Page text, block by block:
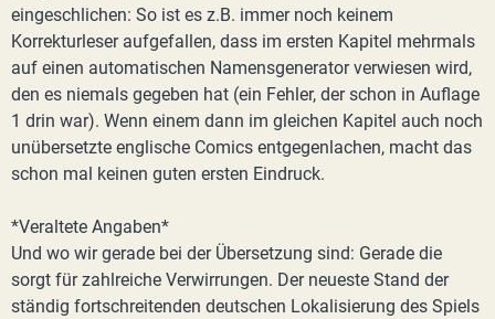
eingeschlichen: So ist es z.B. immer noch keinem
Korrekturleser aufgefallen, dass im ersten Kapitel mehrmals
auf einen automatischen Namensgenerator verwiesen wird,
den es niemals gegeben hat (ein Fehler, der schon in Auflage
1 drin war). Wenn einem dann im gleichen Kapitel auch noch
unübersetzte englische Comics entgegenlachen, macht das
schon mal keinen guten ersten Eindruck.
*Veraltete Angaben*
Und wo wir gerade bei der Übersetzung sind: Gerade die
sorgt für zahlreiche Verwirrungen. Der neueste Stand der
ständig fortschreitenden deutschen Lokalisierung des Spiels